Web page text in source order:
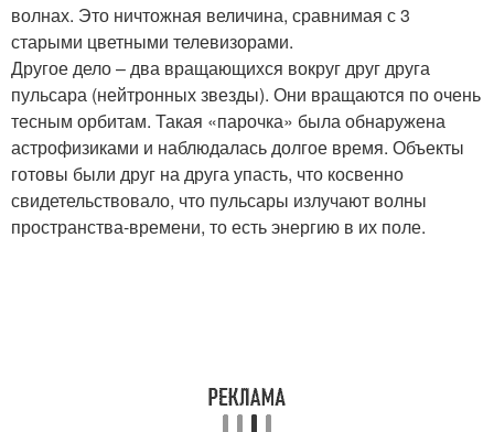
волнах. Это ничтожная величина, сравнимая с 3
старыми цветными телевизорами.
Другое дело – два вращающихся вокруг друг друга
пульсара (нейтронных звезды). Они вращаются по очень
тесным орбитам. Такая «парочка» была обнаружена
астрофизиками и наблюдалась долгое время. Объекты
готовы были друг на друга упасть, что косвенно
свидетельствовало, что пульсары излучают волны
пространства-времени, то есть энергию в их поле.